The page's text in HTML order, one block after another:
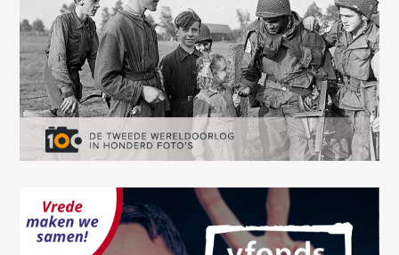
This page didn't load Google Maps correctly. See the
JavaScript console for technical details.